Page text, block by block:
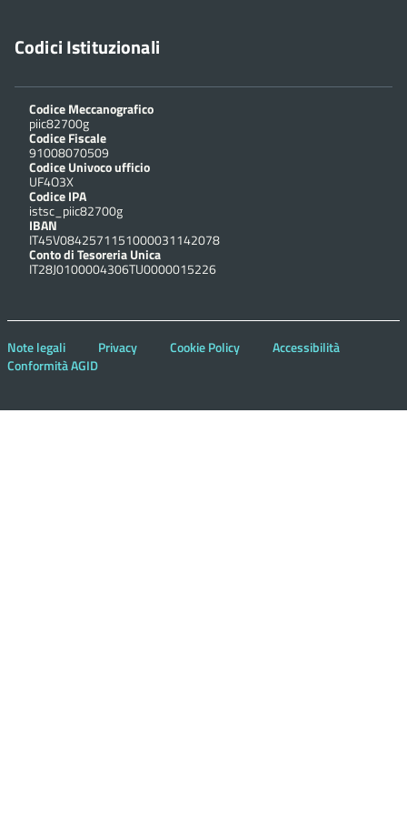
Codici Istituzionali
Codice Meccanografico
piic82700g
Codice Fiscale
91008070509
Codice Univoco ufficio
UF4O3X
Codice IPA
istsc_piic82700g
IBAN
IT45V0842571151000031142078
Conto di Tesoreria Unica
IT28J0100004306TU0000015226
Note legali Privacy Cookie Policy
Accessibilità
Conformità AGID